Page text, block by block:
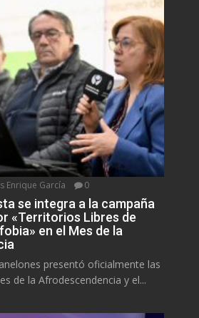
Enrique García 0
se integra a la campaña
«Territorios Libres de
en el Mes de la
presentó oficialmente las
de la Afrodescendencia y el...